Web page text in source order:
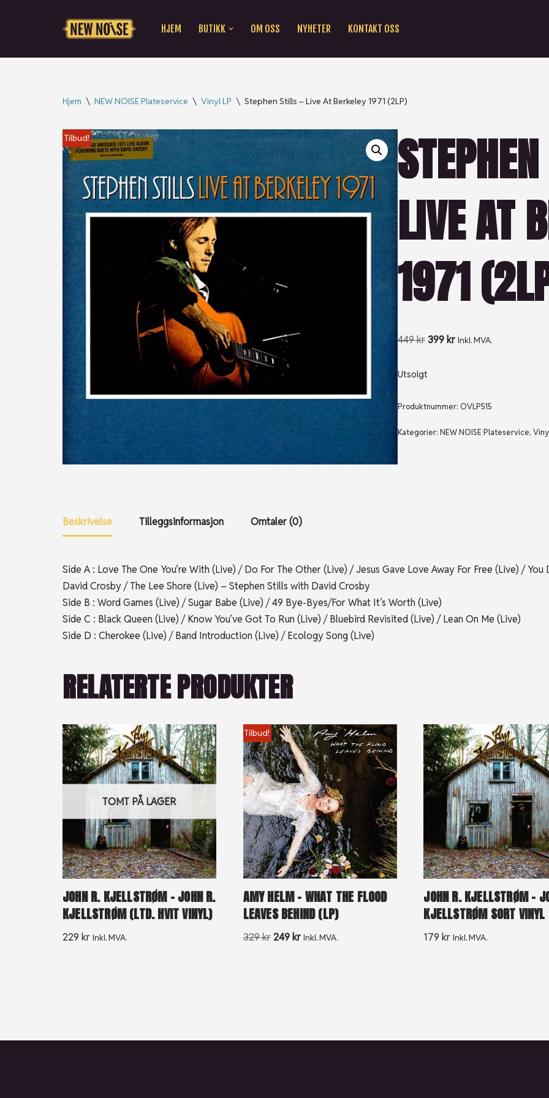
HJEM BUTIKK OM OSS NYHETER KONTAKT OSS
Hjem \ NEW NOISE Plateservice \ Vinyl LP \ Stephen Stills – Live At Berkeley 1971 (2LP)
Tilbud!
LIVE AT
1971
449kr399 kr Inkl. MVA.
Utsolgt
Produktnummer: OVLP515
Kategorier:NEW NOISE Plateservice,
Beskrivelse Tilleggsinformasjon Omtaler (0)
Side A : Love The One You’re With (Live) / Do For The Other (Live) / Jesus Gave Love Away For Free (Live) /
David Crosby / The Lee Shore (Live) – Stephen Stills with David Crosby
Side B : Word Games (Live) / Sugar Babe (Live) / 49 Bye-Byes/For What It’s Worth (Live)
Side C : Black Queen (Live) / Know You’ve Got To Run (Live) / Bluebird Revisited (Live) / Lean On Me (Live)
Side D : Cherokee (Live) / Band Introduction (Live) / Ecology Song (Live)
RELATERTE PRODUKTER
TOMT PÅ LAGER
JOHN R. KJELLSTRØM – JOHN R.
KJELLSTRØM (LTD. HVIT VINYL)
229 kr Inkl. MVA.
Tilbud!
AMY HELM – WHAT THE FLOOD
LEAVES BEHIND (LP)
329kr 249 kr Inkl. MVA.
JOHN R. KJELLSTRØM –
KJELLSTRØM SORT VINYL
179kr Inkl. MVA.